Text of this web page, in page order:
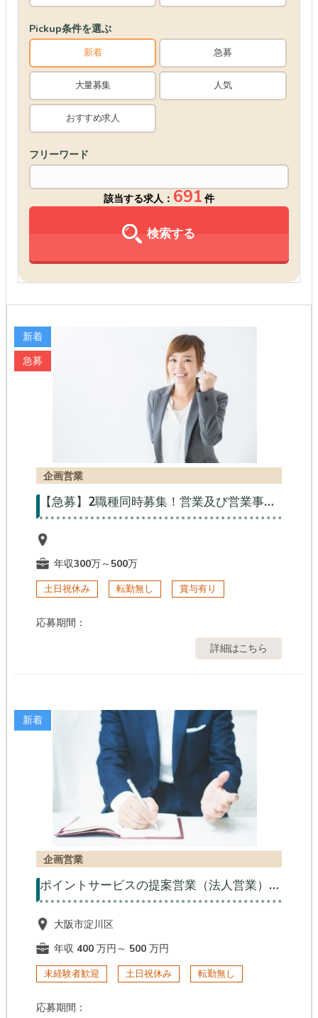
Pickup条件を選ぶ
新着 急募
大量募集 人気
おすすめ求人
フリーワード
該当する求人： 691件
検索する
新着
急募
企画営業
【急募】2職種同時募集！営業及び営業事務！留学サポート職です☆
年収300万～500万
土日祝休み 転勤無し 賞与有り
応募期間：
詳細はこちら
新着
企画営業
ポイントサービスの提案営業（法人営業）【AL】
大阪市淀川区
年収 400 万円～ 500 万円
未経験者歓迎 土日祝休み 転勤無し
応募期間：